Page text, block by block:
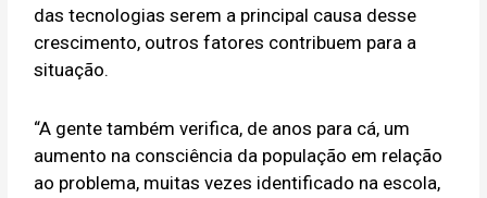
das tecnologias serem a principal causa desse
crescimento, outros fatores contribuem para a
situação.
“A gente também verifica, de anos para cá, um
aumento na consciência da população em relação
ao problema, muitas vezes identificado na escola,